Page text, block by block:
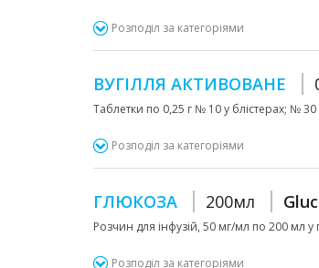
Розподіл за категоріями
ВУГІЛЛЯ АКТИВОВАНЕ
Таблетки по 0,25 г № 10 у блістерах; № 30
Розподіл за категоріями
ГЛЮКОЗА 200мл
Розчин для інфузій, 50 мг/мл по 200 мл у
Розподіл за категоріями